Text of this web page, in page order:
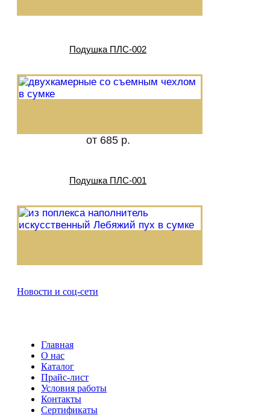
Подушка ПЛС-002
от 685 р.
Подушка ПЛС-001
Новости и соц-сети
Главная
О нас
Каталог
Прайс-лист
Условия работы
Контакты
Сертификаты